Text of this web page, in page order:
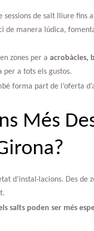
de salt lliure fins
de manera lúdica,
zones per a acrobàcies,
a tots els gustos.
forma part de l’oferta
Més
d’instal·lacions. Des de
salts poden ser més